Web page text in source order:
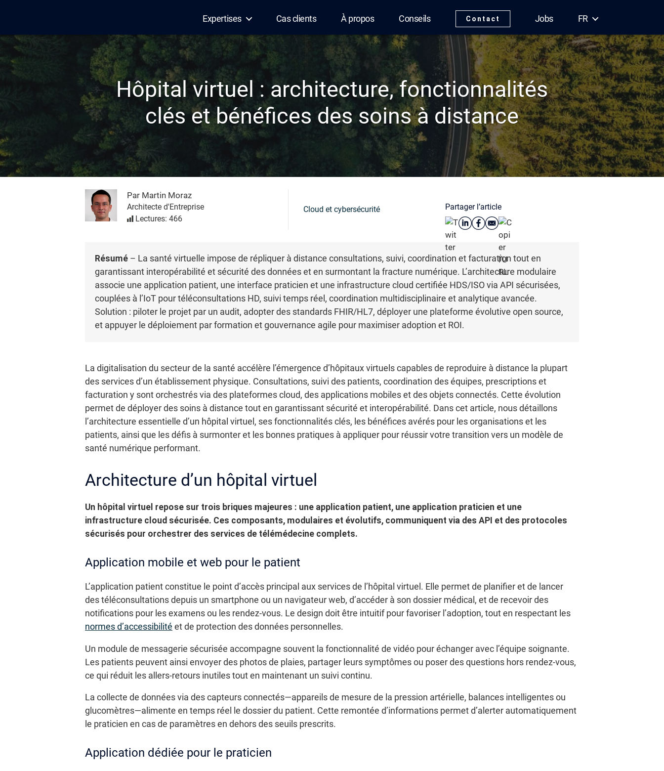
Expertises Cas clients À propos Conseils Contact Jobs FR
Hôpital virtuel : architecture, fonctionnalités
clés et bénéfices des soins à distance
Par Martin Moraz
Architecte d'Entreprise
Lectures: 466
Cloud et cybersécurité Partager l’article
Résumé – La santé virtuelle impose de répliquer à distance consultations, suivi, coordination et facturation tout en
garantissant interopérabilité et sécurité des données et en surmontant la fracture numérique. L’architecture modulaire
associe une application patient, une interface praticien et une infrastructure cloud certifiée HDS/ISO via API sécurisées,
couplées à l’IoT pour téléconsultations HD, suivi temps réel, coordination multidisciplinaire et analytique avancée.
Solution : piloter le projet par un audit, adopter des standards FHIR/HL7, déployer une plateforme évolutive open source,
et appuyer le déploiement par formation et gouvernance agile pour maximiser adoption et ROI.
La digitalisation du secteur de la santé accélère l’émergence d’hôpitaux virtuels capables de reproduire à distance la plupart
des services d’un établissement physique. Consultations, suivi des patients, coordination des équipes, prescriptions et
facturation y sont orchestrés via des plateformes cloud, des applications mobiles et des objets connectés. Cette évolution
permet de déployer des soins à distance tout en garantissant sécurité et interopérabilité. Dans cet article, nous détaillons
l’architecture essentielle d’un hôpital virtuel, ses fonctionnalités clés, les bénéfices avérés pour les organisations et les
patients, ainsi que les défis à surmonter et les bonnes pratiques à appliquer pour réussir votre transition vers un modèle de
santé numérique performant.
Architecture d’un hôpital virtuel
Un hôpital virtuel repose sur trois briques majeures : une application patient, une application praticien et une
infrastructure cloud sécurisée. Ces composants, modulaires et évolutifs, communiquent via des API et des protocoles
sécurisés pour orchestrer des services de télémédecine complets.
Application mobile et web pour le patient
L’application patient constitue le point d’accès principal aux services de l’hôpital virtuel. Elle permet de planifier et de lancer
des téléconsultations depuis un smartphone ou un navigateur web, d’accéder à son dossier médical, et de recevoir des
notifications pour les examens ou les rendez-vous. Le design doit être intuitif pour favoriser l’adoption, tout en respectant les
normes d’accessibilité et de protection des données personnelles.
Un module de messagerie sécurisée accompagne souvent la fonctionnalité de vidéo pour échanger avec l’équipe soignante.
Les patients peuvent ainsi envoyer des photos de plaies, partager leurs symptômes ou poser des questions hors rendez-vous,
ce qui réduit les allers-retours inutiles tout en maintenant un suivi continu.
La collecte de données via des capteurs connectés—appareils de mesure de la pression artérielle, balances intelligentes ou
glucomètres—alimente en temps réel le dossier du patient. Cette remontée d’informations permet d’alerter automatiquement
le praticien en cas de paramètres en dehors des seuils prescrits.
Application dédiée pour le praticien